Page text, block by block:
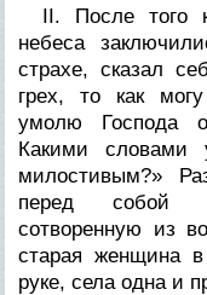
II. После того
небеса
страхе, сказал
грех, то как
умолю Господа
Какими словами
милостивым?»
перед собой
сотворенную из
старая женщина
руке, села одна и